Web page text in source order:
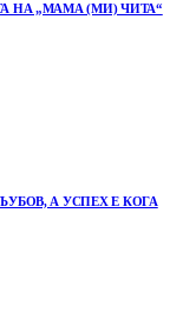
НА „МАМА (МИ) ЧИТА“
А УСПЕХ Е КОГА